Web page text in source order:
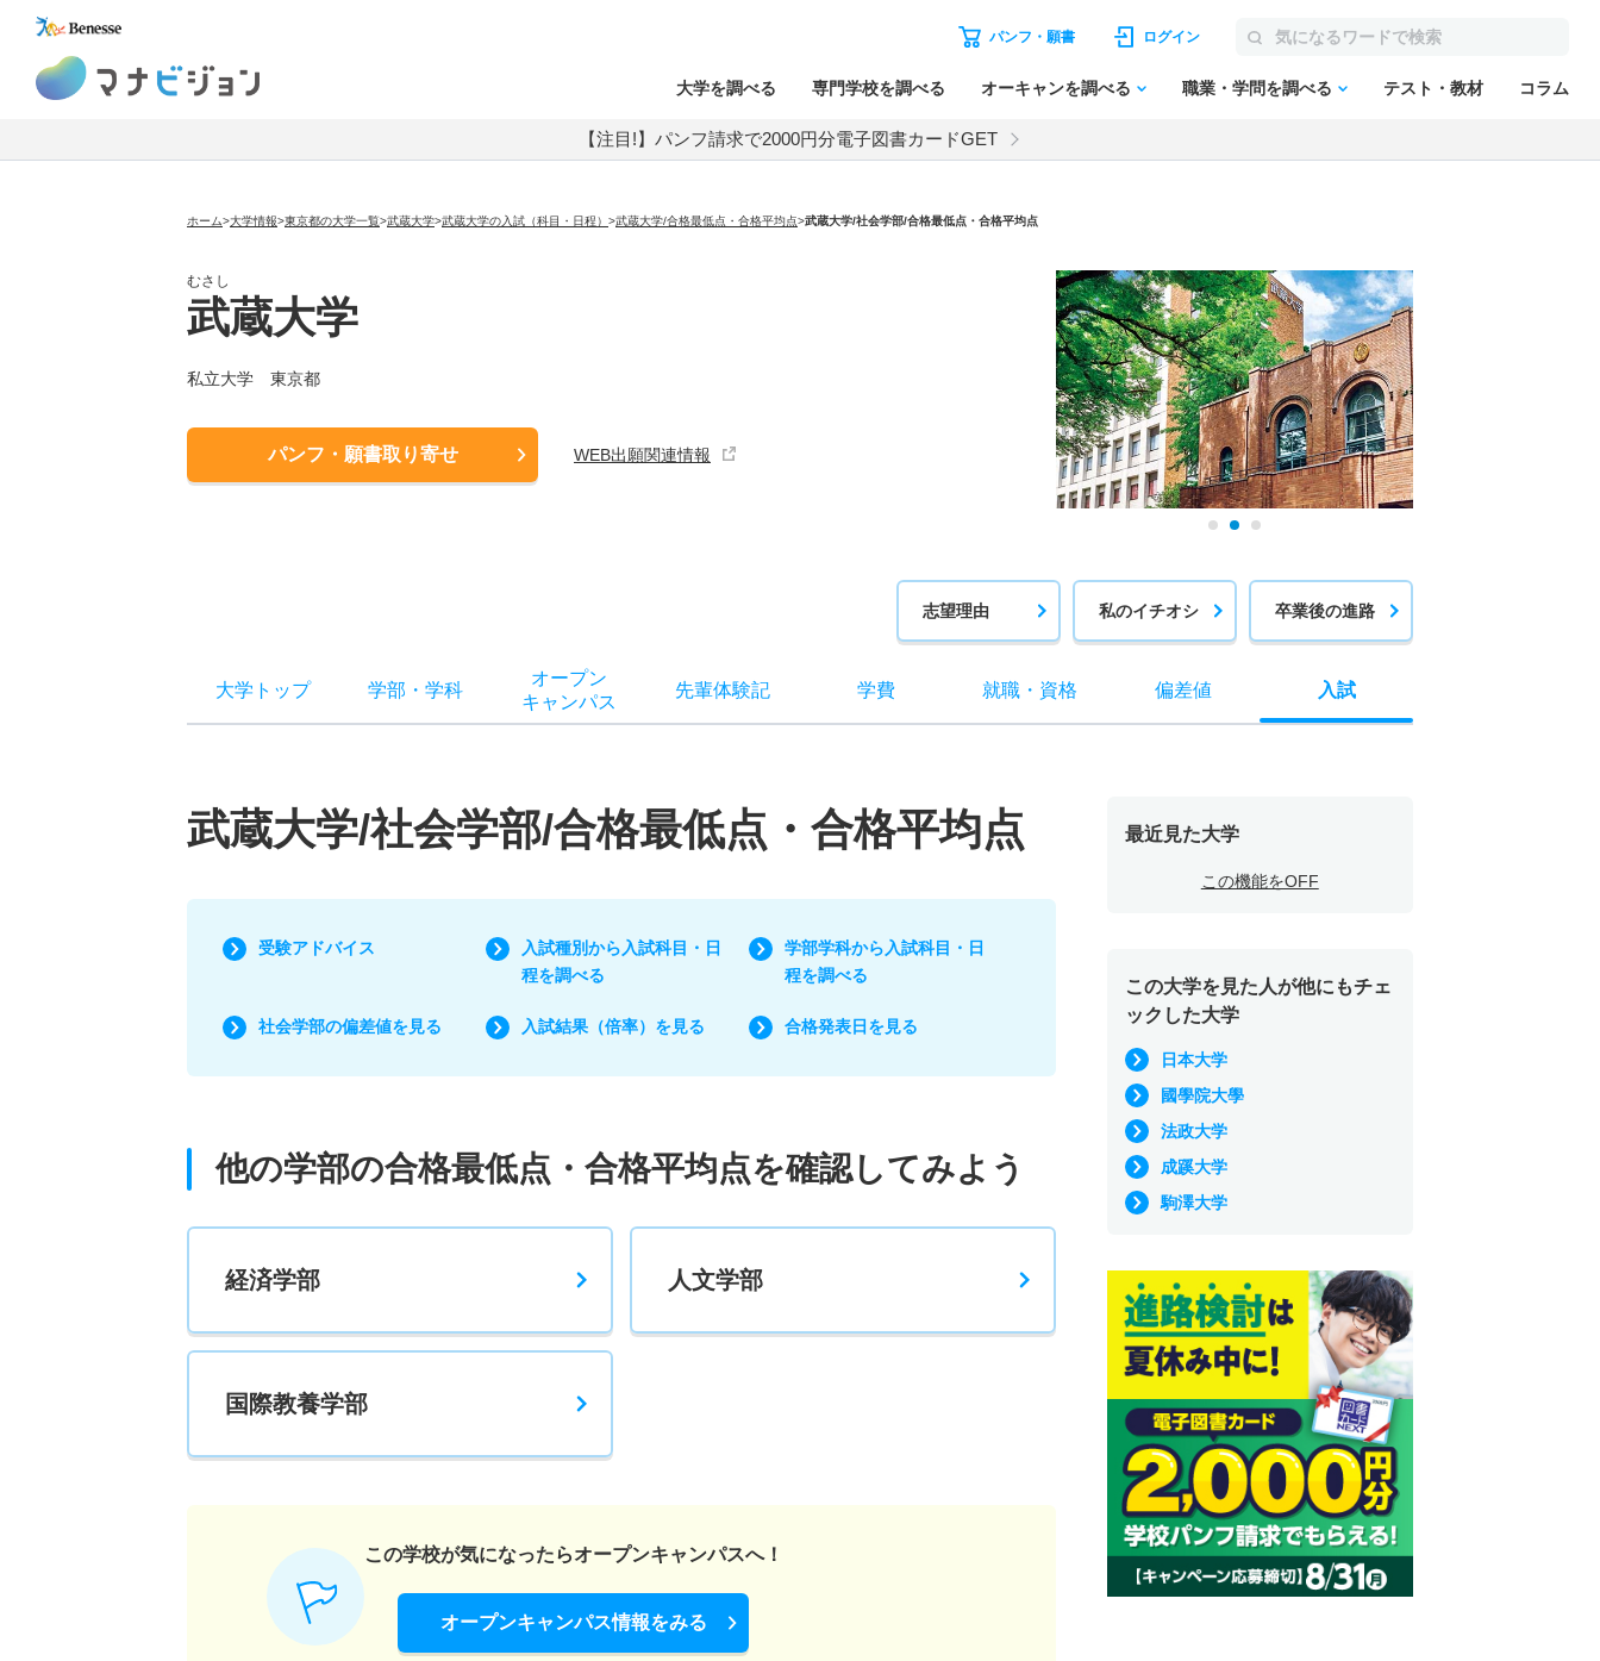
パンフ・願書 ログイン
大学を調べる 専門学校を調べる オーキャンを調べる 職業・学問を調べる テスト・教材 コラム
【注目!】パンフ請求で2000円分電子図書カードGET
ホーム>大学情報>東京都の大学一覧>武蔵大学>武蔵大学の入試（科目・日程） >武蔵大学/合格最低点・合格平均点>武蔵大学/社会学部/合格最低点・合格平均点
むさし
武蔵大学
私立大学 東京都
パンフ・願書取り寄せ WEB出願関連情報
志望理由 私のイチオシ 卒業後の進路
大学トップ 学部 ・ 学科
オープン
キャンパス
先輩体験記 学費 就職・ 資格 偏差値 入試
武蔵大学/社会学部/合格最低点・合格平均点
受験アドバイス
入試種別から入試科目・日
程を調べる
学部学科から入試科目・日
程を調べる
社会学部の偏差値を見る 入試結果（倍率）を見る 合格発表日を見る
他の学部の合格最低点・合格平均点を確認してみよう
経済学部 人文学部
国際教養学部
この学校が気になったらオープンキャンパスへ！
オープンキャンパス情報をみる
最近見た大学
この機能をOFF
この大学を見た人が他にもチェ
ックした大学
日本大学
國學院大學
法政大学
成蹊大学
駒澤大学